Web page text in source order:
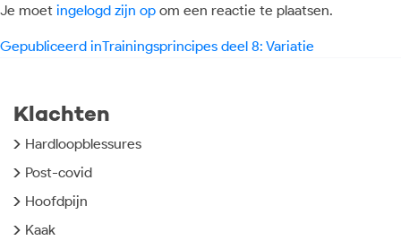
Je moet ingelogd zijn op om een reactie te plaatsen.
Bericht
Gepubliceerd inTrainingsprincipes deel 8: Variatie
Klachten
Hardloopblessures
Post-covid
Hoofdpijn
Kaak